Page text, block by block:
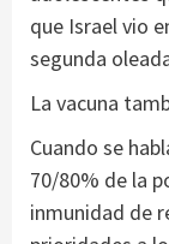
que Israel vio
segunda
La vacuna
Cuando se
70/80% de la
inmunidad de